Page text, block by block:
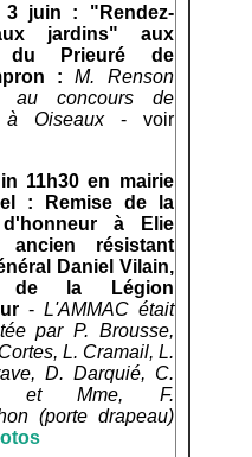
juin : "Rendez-
jardins" aux
du Prieuré de
:M. Renson
au concours de
à Oiseaux - voir
11h30 en mairie
: Remise de la
d'honneur à Elie
ancien résistant
Daniel Vilain,
de la Légion
-L'AMMAC était
par P. Brousse,
L. Cramail, L.
D. Darquié, C.
et Mme, F.
(porte drapeau)